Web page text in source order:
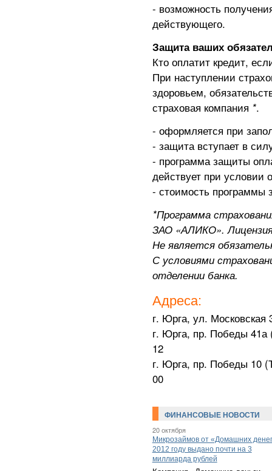
- возможность
действующего.
Защита ваших
Кто оплатит кредит,
При наступлении
здоровьем,
страховая компания *.
- оформляется при
- защита вступает в
- программа защиты
действует при условии
- стоимость программы
*Программа
ЗАО «АЛИКО».
Не является
С условиями
отделении банка.
Адреса:
г. Юрга, ул. Московская
г. Юрга, пр. Победы 41а
12
г. Юрга, пр. Победы 10
00
ФИНАНСОВЫЕ НОВОСТИ
20 октября
Микрозаймов от «Домашних
2012 году выдано почти на 3
миллиарда рублей